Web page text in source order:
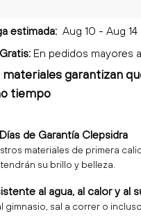
estimada: Aug 10 - Aug 14
En pedidos mayores
garantizan
tiempo
de Garantía Clepsidra
materiales de primera
su brillo y belleza.
al agua, al calor y al
gimnasio, sal a correr o